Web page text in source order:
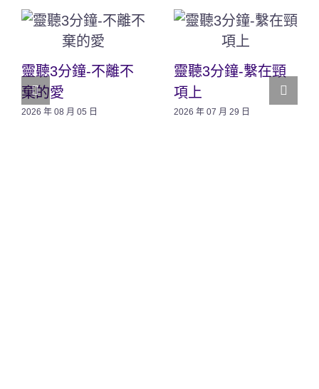
靈聽3分鐘-不離不
棄的愛
2026 年 08 月 05 日
靈聽3分鐘-繫在頸
項上
2026 年 07 月 29 日